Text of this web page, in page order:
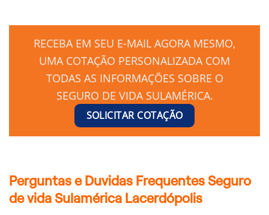
RECEBA EM SEU E-MAIL AGORA MESMO,
UMA COTAÇÃO PERSONALIZADA COM
TODAS AS INFORMAÇÕES SOBRE O
SEGURO DE VIDA SULAMÉRICA.
SOLICITAR COTAÇÃO
Perguntas e Duvidas Frequentes Seguro
de vida Sulamérica Lacerdópolis